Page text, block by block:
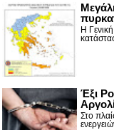
Η
Έξι
Στο